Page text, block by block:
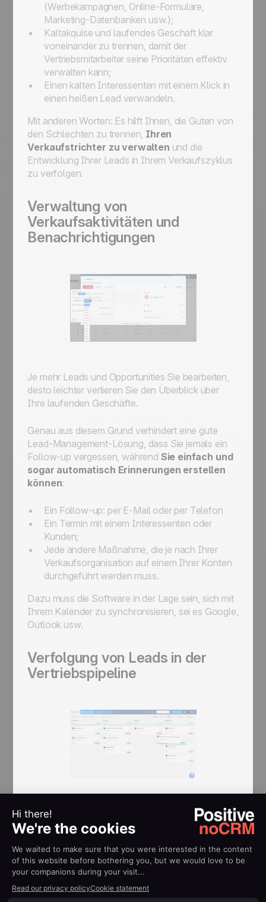
(Werbekampagnen, Online-Formulare,
Marketing-Datenbanken usw.);
Kaltakquise und laufendes Geschäft klar
voneinander zu trennen, damit der
Vertriebsmitarbeiter seine Prioritäten effektiv
verwalten kann;
Einen kalten Interessenten mit einem Klick in
einen heißen Lead verwandeln.
Mit anderen Worten: Es hilft Ihnen, die Guten von
den Schlechten zu trennen, Ihren
Verkaufstrichter zu verwalten und die
Entwicklung Ihrer Leads in Ihrem Verkaufszyklus
zu verfolgen.
Verwaltung von
Verkaufsaktivitäten und
Benachrichtigungen
Je mehr Leads und Opportunities Sie bearbeiten,
desto leichter verlieren Sie den Überblick über
Ihre laufenden Geschäfte.
Genau aus diesem Grund verhindert eine gute
Lead-Management-Lösung, dass Sie jemals ein
Follow-up vergessen, während Sie einfach und
sogar automatisch Erinnerungen erstellen
können:
Ein Follow-up: per E-Mail oder per Telefon
Ein Termin mit einem Interessenten oder
Kunden;
Jede andere Maßnahme, die je nach Ihrer
Verkaufsorganisation auf einem Ihrer Konten
durchgeführt werden muss.
Dazu muss die Software in der Lage sein, sich mit
Ihrem Kalender zu synchronisieren, sei es Google,
Outlook usw.
Verfolgung von Leads in der
Vertriebspipeline
Die Verfolgung Ihrer Pipeline ist eine weitere
wichtige Funktion des Lead-Management-
effizienter auf den Abschluss von Geschäften
hinzuarbeiten und die Konversionsrate in der
Pipeline aufrechtzuerhalten.